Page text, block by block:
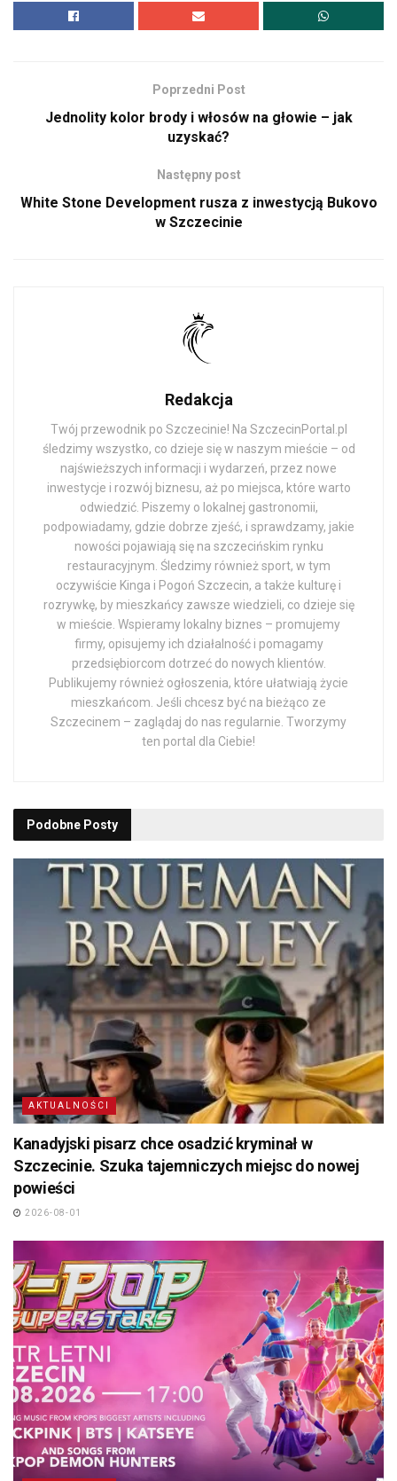
Poprzedni Post
Jednolity kolor brody i włosów na głowie – jak
uzyskać?
Następny post
White Stone Development rusza z inwestycją Bukovo
w Szczecinie
Redakcja
Twój przewodnik po Szczecinie! Na SzczecinPortal.pl
śledzimy wszystko, co dzieje się w naszym mieście – od
najświeższych informacji i wydarzeń, przez nowe
inwestycje i rozwój biznesu, aż po miejsca, które warto
odwiedzić. Piszemy o lokalnej gastronomii,
podpowiadamy, gdzie dobrze zjeść, i sprawdzamy, jakie
nowości pojawiają się na szczecińskim rynku
restauracyjnym. Śledzimy również sport, w tym
oczywiście Kinga i Pogoń Szczecin, a także kulturę i
rozrywkę, by mieszkańcy zawsze wiedzieli, co dzieje się
w mieście. Wspieramy lokalny biznes – promujemy
firmy, opisujemy ich działalność i pomagamy
przedsiębiorcom dotrzeć do nowych klientów.
Publikujemy również ogłoszenia, które ułatwiają życie
mieszkańcom. Jeśli chcesz być na bieżąco ze
Szczecinem – zaglądaj do nas regularnie. Tworzymy
ten portal dla Ciebie!
Podobne Posty
AKTUALNOŚCI
Kanadyjski pisarz chce osadzić kryminał w
Szczecinie. Szuka tajemniczych miejsc do nowej
powieści
2026-08-01